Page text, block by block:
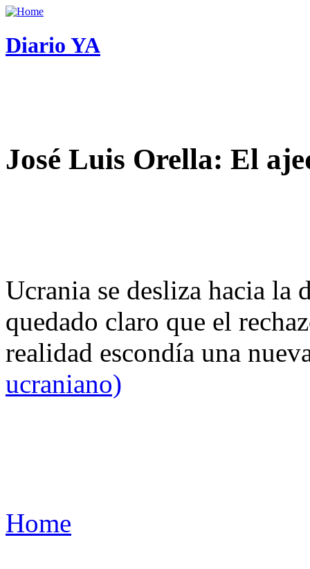
Diario YA
José Luis Orella: El
Ucrania se desliza hacia
quedado claro que el
realidad escondía una
ucraniano)
Home